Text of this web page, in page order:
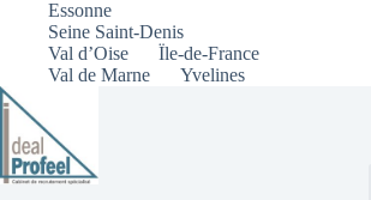
Essonne
Seine Saint-Denis
Val d’Oise
Ïle-de-France
Val de Marne
Yvelines